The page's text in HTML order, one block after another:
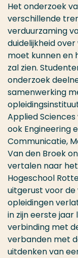
Het onderzoek
verschillende
verduurzaming
duidelijkheid
moet kunnen en
zal zien.
onderzoek
samenwerking
Applied
ook Engineering
Communicatie,
Van den Broek
vertalen naar
Hogeschool
uitgerust voor de
opleidingen
in zijn eerste
verbinding met
verbanden met
uitdenken van